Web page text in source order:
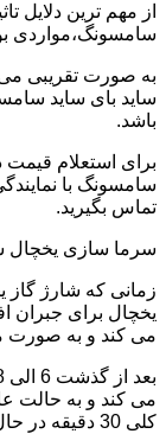
از مهم ترین دلایل
سامسونگ،مواردی
به صورت تقریبی
باشد.
برای استعلام قیمت
تماس بگیرید.
سرما سازی یخچال
زمانی که شارژ گاز
می کند و به صورت
کلی 30 دقیقه در حال استراحت خواهد بود.